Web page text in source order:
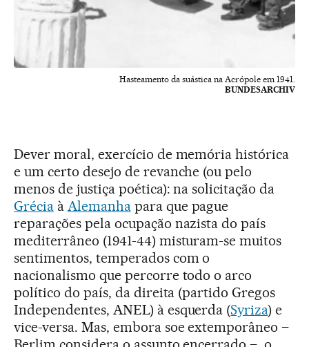
Hasteamento da suástica na Acrópole em 1941.
BUNDESARCHIV
Dever moral, exercício de memória histórica
e um certo desejo de revanche (ou pelo
menos de justiça poética): na solicitação da
Gréciaà Alemanhapara que pague
reparações pela ocupação nazista do país
mediterrâneo (1941-44) misturam-se muitos
sentimentos, temperados com o
nacionalismo que percorre todo o arco
político do país, da direita (partido Gregos
Independentes, ANEL) à esquerda (Syriza) e
vice-versa. Mas, embora soe extemporâneo –